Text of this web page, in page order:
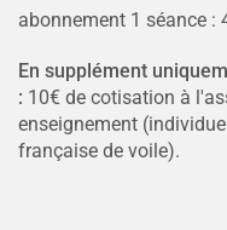
abonnement 1 séance :
En supplément
: 10€ de cotisation à
enseignement
française de voile).